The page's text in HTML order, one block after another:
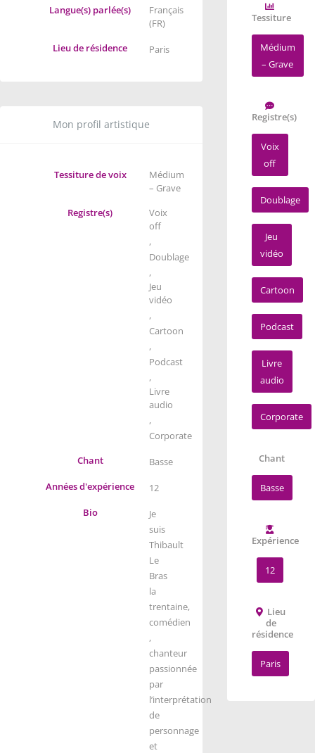
Langue(s) parlée(s)
Français
(FR)
Lieu de résidence
Paris
Mon profil artistique
Tessiture de voix
Médium
– Grave
Registre(s)
Voix
off
,
Doublage
,
Jeu
vidéo
,
Cartoon
,
Podcast
,
Livre
audio
,
Corporate
Chant
Basse
Années d'expérience
12
Bio
Je
suis
Thibault
Le
Bras
la
trentaine,
comédien
,
chanteur
passionnée
par
l’interprétation
de
personnage
et
Tessiture
Médium
– Grave
Registre(s)
Voix
off
Doublage
Jeu
vidéo
Cartoon
Podcast
Livre
audio
Corporate
Chant
Basse
Expérience
12
Lieu
de
résidence
Paris